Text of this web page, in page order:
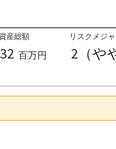
産総額
百万円
リスクメジ
2（や